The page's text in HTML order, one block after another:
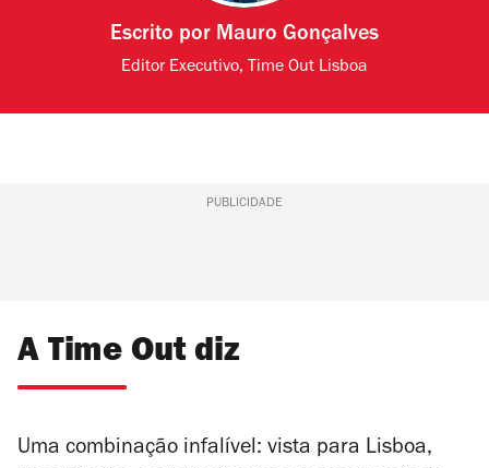
Escrito por Mauro Gonçalves
Editor Executivo, Time Out Lisboa
PUBLICIDADE
A Time Out diz
Uma combinação infalível: vista para Lisboa,